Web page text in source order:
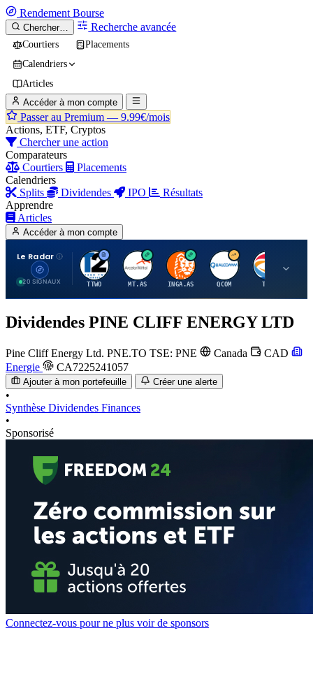
Rendement Bourse
Chercher… Recherche avancée
Courtiers
Placements
Calendriers
Articles
Accéder à mon compte
Passer au Premium — 9.99€/mois
Actions, ETF, Cryptos
Chercher une action
Comparateurs
Courtiers
Placements
Calendriers
Splits
Dividendes IPO
Résultats
Apprendre
Articles
Accéder à mon compte
Le Radar
20 SIGNAUX
T
TTWO
A
MT.AS
I
INGA.AS
Q
QCOM
T
TTE
Dividendes PINE CLIFF ENERGY LTD
Pine Cliff Energy Ltd. PNE.TO TSE: PNE Canada
CAD
Energie
CA7225241057
Ajouter à mon portefeuille Créer une alerte
•
Synthèse Dividendes Finances
•
Sponsorisé
Connectez-vous pour ne plus voir de sponsors